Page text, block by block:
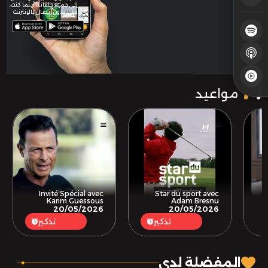
إلى جميع حلقاتنا أينما كنت،
حتى بدون اتصال بالإنترنت
مواعيد
تذكير
Invité Spécial avec
Karim Guessous
20/05/2026
تذكير
Star du sport avec
Adam Bresnu
20/05/2026
المفضلة لدي .